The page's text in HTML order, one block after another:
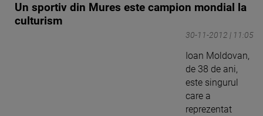
Un sportiv din Mures este campion mondial la
culturism
30-11-2012 | 11:05
Ioan Moldovan,
de 38 de ani,
este singurul
care a
reprezentat